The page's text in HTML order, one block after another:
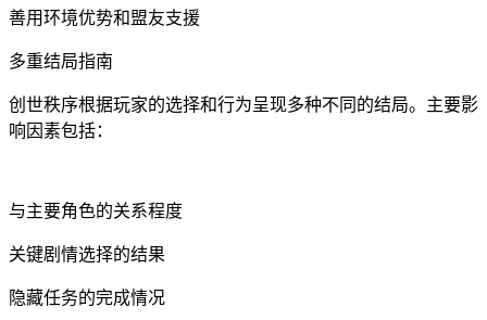
善用环境优势和盟友支援
多重结局指南
创世秩序根据玩家的选择和行为呈现多种不同的结局。主要影
响因素包括：
与主要角色的关系程度
关键剧情选择的结果
隐藏任务的完成情况